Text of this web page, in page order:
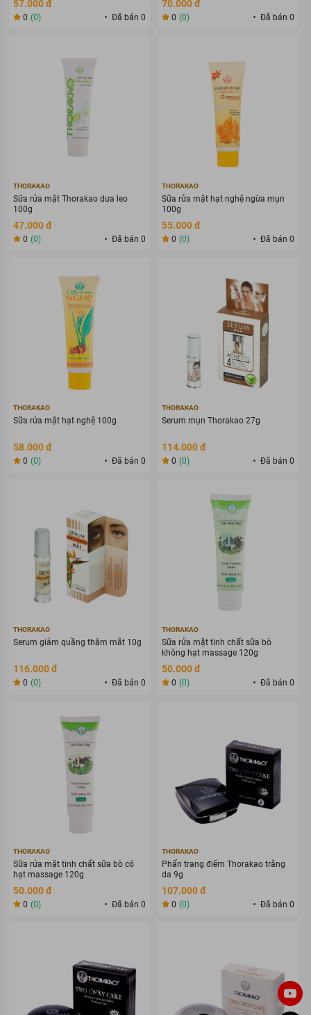
57.000 đ
0 (0) Đã bán 0
70.000 đ
0 (0) Đã bán 0
THORAKAO
Sữa rửa mặt Thorakao dưa leo
100g
47.000 đ
0 (0) Đã bán 0
THORAKAO
Sữa rửa mặt hạt nghệ ngừa mụn
100g
55.000 đ
0 (0) Đã bán 0
THORAKAO
Sữa rửa mặt hạt nghệ 100g
58.000 đ
0 (0) Đã bán 0
THORAKAO
Serum mụn Thorakao 27g
114.000 đ
0 (0) Đã bán 0
THORAKAO
Serum giảm quầng thâm mắt 10g
116.000 đ
0 (0) Đã bán 0
THORAKAO
Sữa rửa mặt tinh chất sữa bò
không hạt massage 120g
50.000 đ
0 (0) Đã bán 0
THORAKAO
Sữa rửa mặt tinh chất sữa bò có
hạt massage 120g
50.000 đ
0 (0) Đã bán 0
THORAKAO
Phấn trang điểm Thorakao trắng
da 9g
107.000 đ
0 (0) Đã bán 0